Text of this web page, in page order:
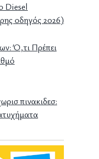
Diesel
οδηγός 2026)
Ό,τι Πρέπει
πινακιδεσ: